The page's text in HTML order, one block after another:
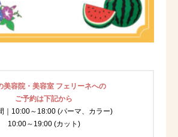
美容院・美容室 フェリーネへの
ご予約は下記から
｜10:00～18:00 (パーマ、カラー)
10:00～19:00 (カット)